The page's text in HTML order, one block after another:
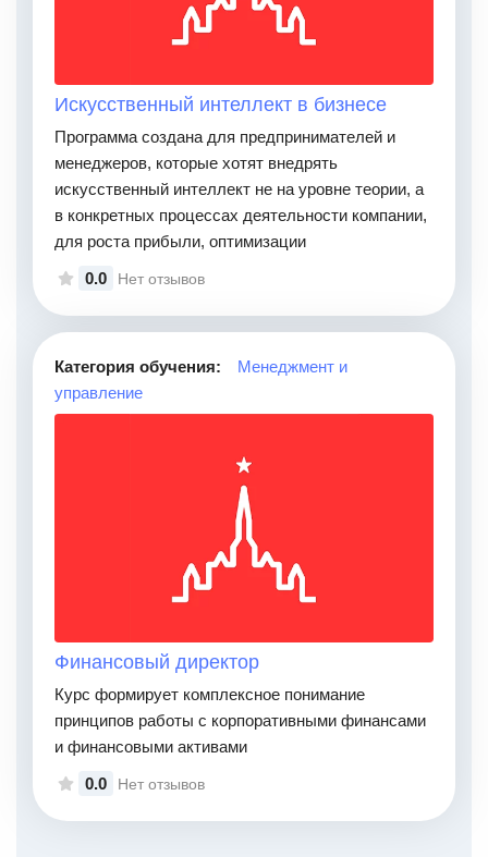
Искусственный интеллект в бизнесе
Программа создана для предпринимателей и
менеджеров, которые хотят внедрять
искусственный интеллект не на уровне теории, а
в конкретных процессах деятельности компании,
для роста прибыли, оптимизации
0.0
Нет отзывов
Категория обучения:
Менеджмент и
управление
Финансовый директор
Курс формирует комплексное понимание
принципов работы с корпоративными финансами
и финансовыми активами
0.0
Нет отзывов